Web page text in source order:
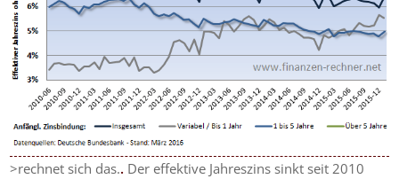
>rechnet sich das.. Der effektive Jahreszins sinkt seit 2010